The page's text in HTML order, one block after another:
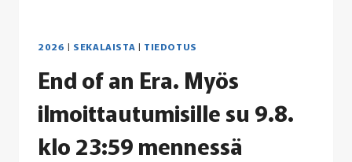
2026 | SEKALAISTA | TIEDOTUS
End of an Era. Myös
ilmoittautumisille su 9.8.
klo 23:59 mennessä